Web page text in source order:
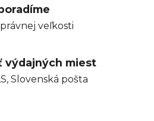
veľkosti
výdajných miest
Slovenská pošta